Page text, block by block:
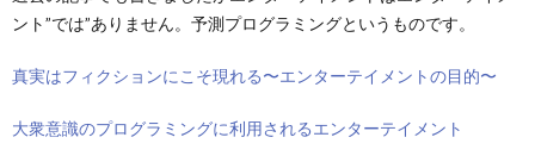
ント”では”ありません。予測プログラミングというものです。
真実はフィクションにこそ現れる〜エンターテイメントの目的〜
大衆意識のプログラミングに利用されるエンターテイメント